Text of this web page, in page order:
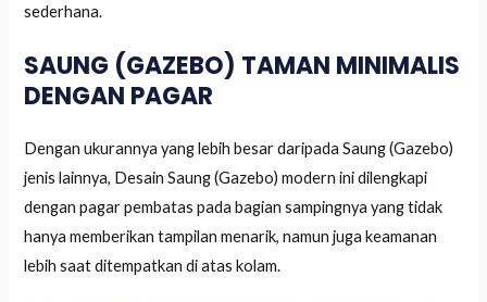
sederhana.
SAUNG (GAZEBO) TAMAN MINIMALIS
DENGAN PAGAR
Dengan ukurannya yang lebih besar daripada Saung (Gazebo)
jenis lainnya, Desain Saung (Gazebo) modern ini dilengkapi
dengan pagar pembatas pada bagian sampingnya yang tidak
hanya memberikan tampilan menarik, namun juga keamanan
lebih saat ditempatkan di atas kolam.